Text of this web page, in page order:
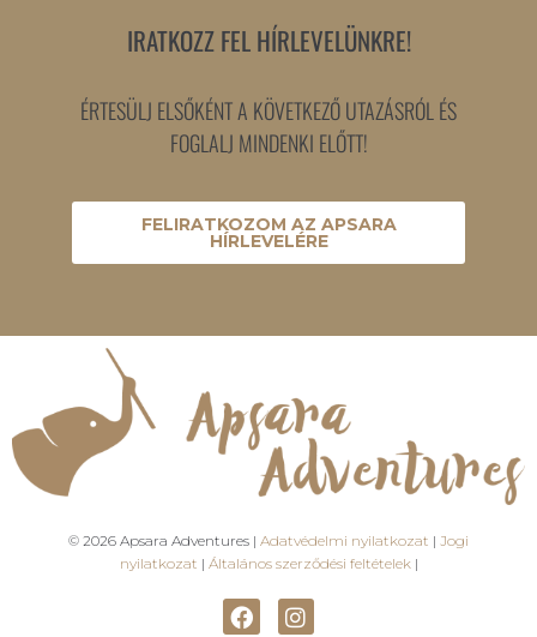
IRATKOZZ FEL HÍRLEVELÜNKRE!
ÉRTESÜLJ ELSŐKÉNT A KÖVETKEZŐ UTAZÁSRÓL ÉS
FOGLALJ MINDENKI ELŐTT!
FELIRATKOZOM AZ APSARA
HÍRLEVELÉRE
© 2026 Apsara Adventures | Adatvédelmi nyilatkozat | Jogi
nyilatkozat | Általános szerződési feltételek |